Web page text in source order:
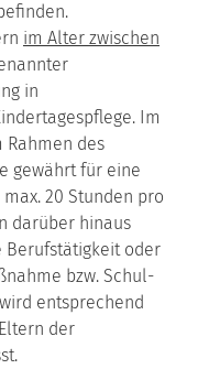
im Alter zwischen
in
Im
Rahmen des
gewährt für eine
20 Stunden pro
darüber hinaus
Berufstätigkeit oder
bzw. Schul-
entsprechend
der